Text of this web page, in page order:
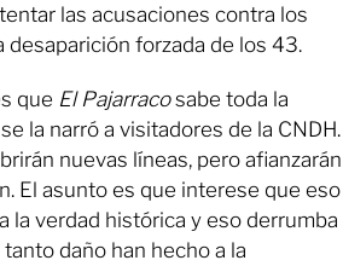
las acusaciones contra los
desaparición forzada de los 43.
que El Pajarracosabe toda la
la narró a visitadores de la CNDH.
nuevas líneas, pero afianzarán
El asunto es que interese que eso
la verdad histórica y eso derrumba
daño han hecho a la